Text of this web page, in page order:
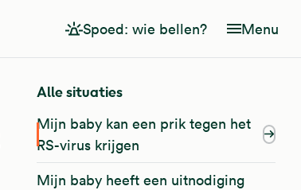
Spoed: wie bellen? Menu
Alle situaties
Mijn baby kan een prik tegen het
RS-virus krijgen
Mijn baby heeft een uitnodiging